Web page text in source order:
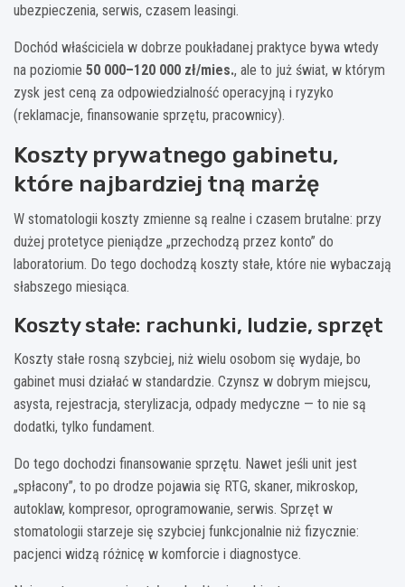
ubezpieczenia, serwis, czasem leasingi.
Dochód właściciela w dobrze poukładanej praktyce bywa wtedy
na poziomie 50 000–120 000 zł/mies., ale to już świat, w którym
zysk jest ceną za odpowiedzialność operacyjną i ryzyko
(reklamacje, finansowanie sprzętu, pracownicy).
Koszty prywatnego gabinetu,
które najbardziej tną marżę
W stomatologii koszty zmienne są realne i czasem brutalne: przy
dużej protetyce pieniądze „przechodzą przez konto” do
laboratorium. Do tego dochodzą koszty stałe, które nie wybaczają
słabszego miesiąca.
Koszty stałe: rachunki, ludzie, sprzęt
Koszty stałe rosną szybciej, niż wielu osobom się wydaje, bo
gabinet musi działać w standardzie. Czynsz w dobrym miejscu,
asysta, rejestracja, sterylizacja, odpady medyczne — to nie są
dodatki, tylko fundament.
Do tego dochodzi finansowanie sprzętu. Nawet jeśli unit jest
„spłacony”, to po drodze pojawia się RTG, skaner, mikroskop,
autoklaw, kompresor, oprogramowanie, serwis. Sprzęt w
stomatologii starzeje się szybciej funkcjonalnie niż fizycznie:
pacjenci widzą różnicę w komforcie i diagnostyce.